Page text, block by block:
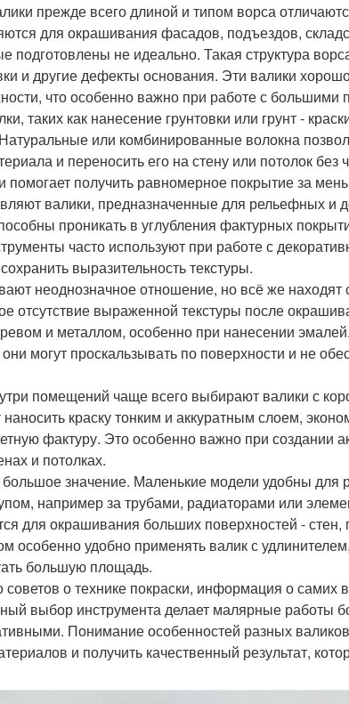
прежде всего длиной и типом ворса
для окрашивания фасадов, подъездов,
подготовлены не идеально. Такая структура
и другие дефекты основания. Эти валики
что особенно важно при работе с большими
таких как нанесение грунтовки или грунт -
или комбинированные волокна
и переносить его на стену или потолок
помогает получить равномерное покрытие за
валики, предназначенные для рельефных и
проникать в углубления фактурных
часто используют при работе с
выразительность текстуры.
неоднозначное отношение, но всё же
отсутствие выраженной текстуры после
и металлом, особенно при нанесении
могут проскальзывать по поверхности и не
помещений чаще всего выбирают валики с
краску тонким и аккуратным слоем,
фактуру. Это особенно важно при создании
и потолках.
значение. Маленькие модели удобны для
например за трубами, радиаторами или
для окрашивания больших поверхностей - стен,
особенно удобно применять валик с
большую площадь.
о технике покраски, информация о самих
выбор инструмента делает малярные работы
Понимание особенностей разных
и получить качественный результат,